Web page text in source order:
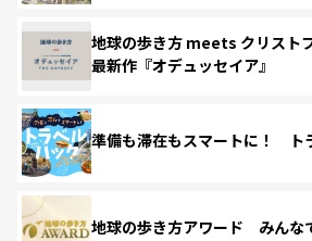
地球の歩き方 meets クリスト
最新作『オデュッセイア』
準備も滞在もスマートに！ ト
地球の歩き方アワード みんな